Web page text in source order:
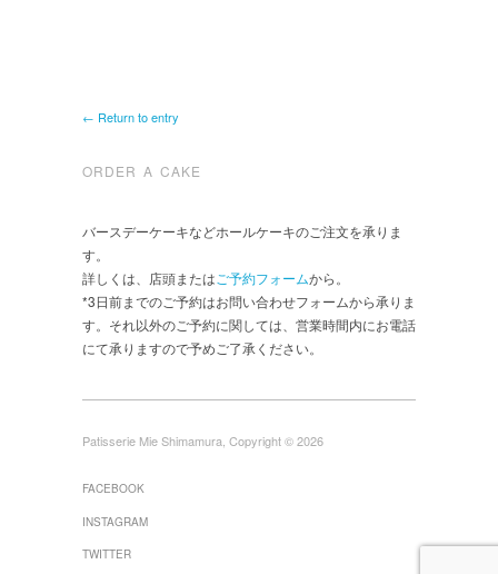
← Return to entry
ORDER A CAKE
バースデーケーキなどホールケーキのご注文を承りま
す。
詳しくは、店頭またはご予約フォームから。
*3日前までのご予約はお問い合わせフォームから承りま
す。それ以外のご予約に関しては、営業時間内にお電話
にて承りますので予めご了承ください。
Patisserie Mie Shimamura, Copyright © 2026
FACEBOOK
INSTAGRAM
TWITTER